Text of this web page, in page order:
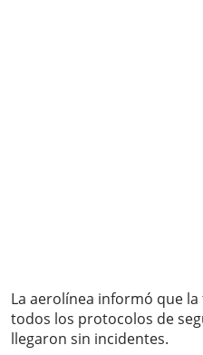
La aerolínea informó que
todos los protocolos de
llegaron sin incidentes.